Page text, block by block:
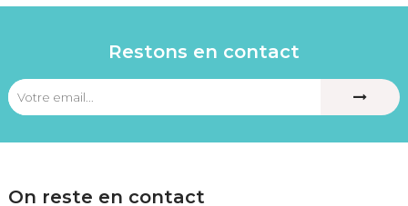
Restons en contact
On reste en contact